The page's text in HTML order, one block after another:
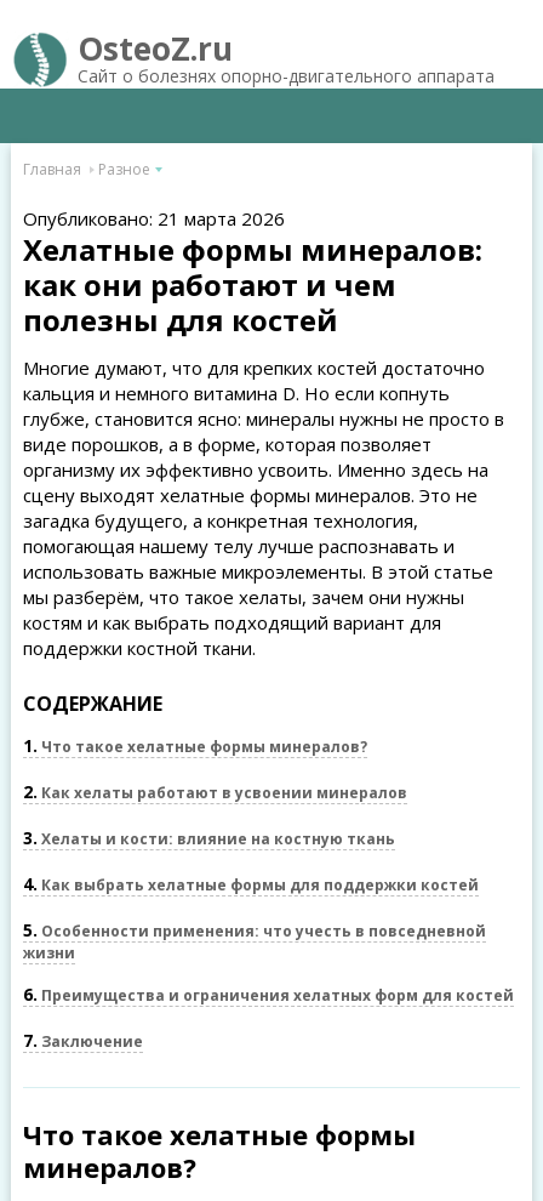
OsteoZ.ru
Сайт о болезнях опорно-двигательного аппарата
Главная Разное
Опубликовано: 21 марта 2026
Хелатные формы минералов:
как они работают и чем
полезны для костей
Многие думают, что для крепких костей достаточно
кальция и немного витамина D. Но если копнуть
глубже, становится ясно: минералы нужны не просто в
виде порошков, а в форме, которая позволяет
организму их эффективно усвоить. Именно здесь на
сцену выходят хелатные формы минералов. Это не
загадка будущего, а конкретная технология,
помогающая нашему телу лучше распознавать и
использовать важные микроэлементы. В этой статье
мы разберём, что такое хелаты, зачем они нужны
костям и как выбрать подходящий вариант для
поддержки костной ткани.
СОДЕРЖАНИЕ
1 Что такое хелатные формы минералов?
2 Как хелаты работают в усвоении минералов
3 Хелаты и кости: влияние на костную ткань
4 Как выбрать хелатные формы для поддержки костей
5 Особенности применения: что учесть в повседневной
жизни
6 Преимущества и ограничения хелатных форм для костей
7 Заключение
Что такое хелатные формы
минералов?